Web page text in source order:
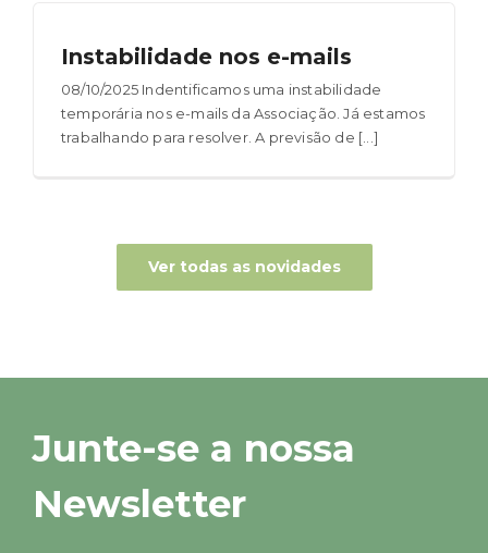
Instabilidade nos e-mails
08/10/2025 Indentificamos uma instabilidade
temporária nos e-mails da Associação. Já estamos
trabalhando para resolver. A previsão de [...]
Ver todas as novidades
Junte-se a nossa
Newsletter